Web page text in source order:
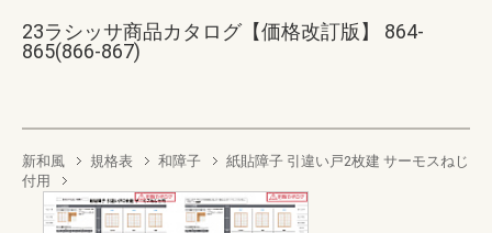
23ラシッサ商品カタログ【価格改訂版】 864-
865(866-867)
新和風 規格表 和障子
紙貼障子 引違い戸2枚建 サーモスねじ
付用